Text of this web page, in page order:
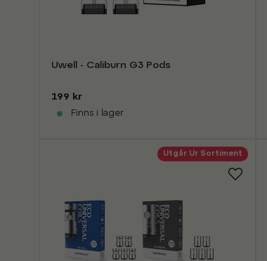
Uwell - Caliburn G3 Pods
199 kr
Finns i lager
Utgår Ur Sortiment